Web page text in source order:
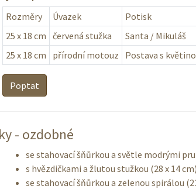
Rozměry Úvazek
Potisk
25 x 18 cm červená stužka
Santa / Mikuláš
25 x 18 cm
přírodní motouz Postava s
Poptat
- ozdobné
se stahovací šňůrkou a světle modrými
s hvězdičkami a žlutou stužkou (28 x 14 cm)
se stahovací šňůrkou a zelenou spirálou